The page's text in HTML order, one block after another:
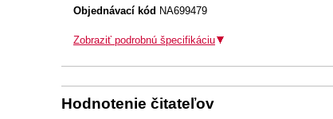
Objednávací kód NA699479
Zobraziť podrobnú špecifikáciu
Hodnotenie čitateľov